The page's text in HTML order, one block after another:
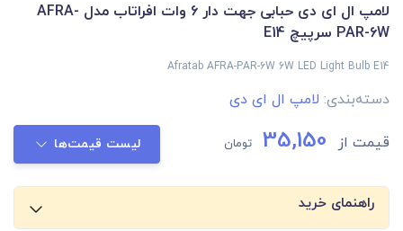
لامپ ال ای دی حبابی جهت دار 6 وات افراتاب مدل AFRA-
PAR-6W سرپیچ E14
Afratab AFRA-PAR-6W 6W LED Light Bulb E14
دسته‌بندی: لامپ ال ای دی
قیمت از 35,150 تومان لیست قیمت‌ها
راهنمای خرید